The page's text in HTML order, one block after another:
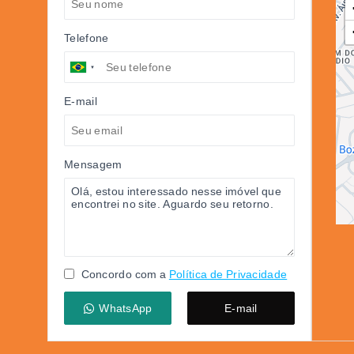
Telefone
E-mail
Mensagem
Concordo com a Política de Privacidade
WhatsApp E-mail